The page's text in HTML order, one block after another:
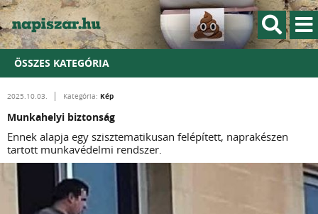
ÖSSZES KATEGÓRIA
2025.10.03. Kategória: Kép
Munkahelyi biztonság
Ennek alapja egy szisztematikusan felépített, naprakészen
tartott munkavédelmi rendszer.